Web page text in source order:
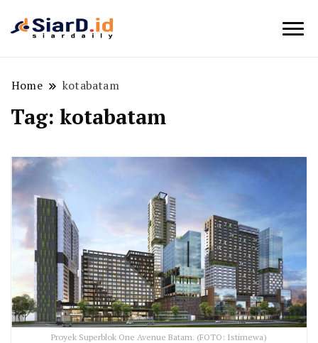
Home kotabatam
Tag: kotabatam
Proyek Superblok One Avenue Batam. (FOTO: Istimewa)